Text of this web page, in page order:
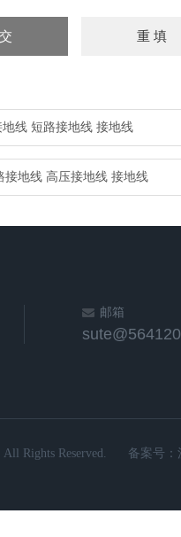
线 短路接地线 接地线
接地线 高压接地线 接地线
邮箱
Rights Reserved. 备案号：